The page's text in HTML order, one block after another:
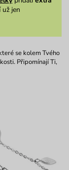
už jen
se kolem Tvého
Připomínají Ti,